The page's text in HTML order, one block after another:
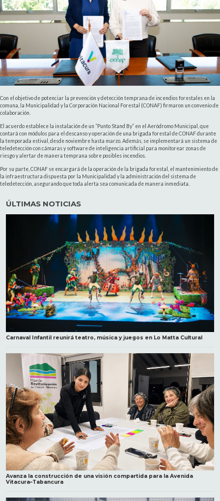
Con el objetivo de potenciar la prevención y detección temprana de incendios forestales en la
comuna, la Municipalidad y la Corporación Nacional Forestal (CONAF) firmaron un convenio de
colaboración.
El acuerdo establece la instalación de un “Punto Stand By” en el Aeródromo Municipal, que
contará con módulos para el descanso y operación de una brigada forestal de CONAF durante
la temporada estival, desde noviembre hasta marzo. Además, se implementará un sistema de
teledetección con cámaras y software de inteligencia artificial para monitorear zonas de
riesgo y alertar de manera temprana sobre posibles incendios.
Por su parte, CONAF se encargará de la operación de la brigada forestal, el mantenimiento de
la infraestructura dispuesta por la Municipalidad y la administración del sistema de
teledetección, asegurando que toda alerta sea comunicada de manera inmediata.
ÚLTIMAS NOTICIAS
Carnaval Infantil reunirá teatro, música y juegos en Lo Matta Cultural
Avanza la construcción de una visión compartida para la Avenida
Vitacura–Tabancura